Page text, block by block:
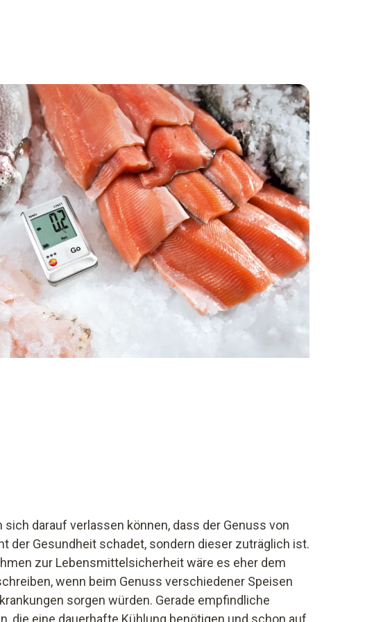
sich darauf verlassen können, dass der Genuss von
der Gesundheit schadet, sondern dieser zuträglich ist.
zur Lebensmittelsicherheit wäre es eher dem
wenn beim Genuss verschiedener Speisen
sorgen würden. Gerade empfindliche
die eine dauerhafte Kühlung benötigen und schon auf